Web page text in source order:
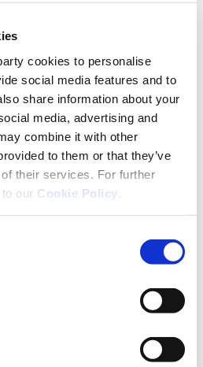
cookies to personalise
social media features and to
share information about your
media, advertising and
combine it with other
to them or that they’ve
their services. For further
our Cookie Policy